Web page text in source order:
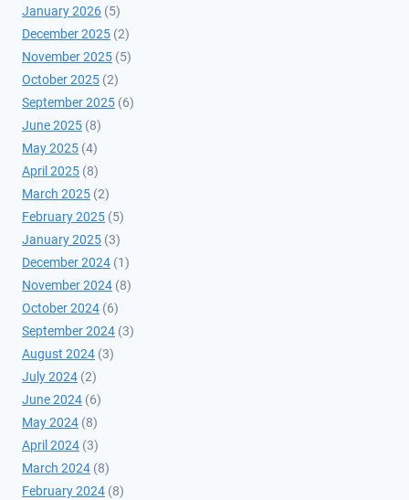
January 2026 (5)
December 2025 (2)
November 2025 (5)
October 2025 (2)
September 2025 (6)
June 2025 (8)
May 2025 (4)
April 2025 (8)
March 2025 (2)
February 2025 (5)
January 2025 (3)
December 2024 (1)
November 2024 (8)
October 2024 (6)
September 2024 (3)
August 2024 (3)
July 2024 (2)
June 2024 (6)
May 2024 (8)
April 2024 (3)
March 2024 (8)
February 2024 (8)